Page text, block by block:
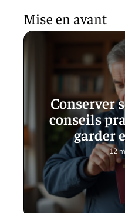
Mise en avant
Conserver
conseils
garder
12